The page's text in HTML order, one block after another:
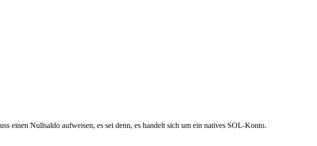
einen Nullsaldo aufweisen, es sei denn, es handelt sich um ein natives SOL-Konto.